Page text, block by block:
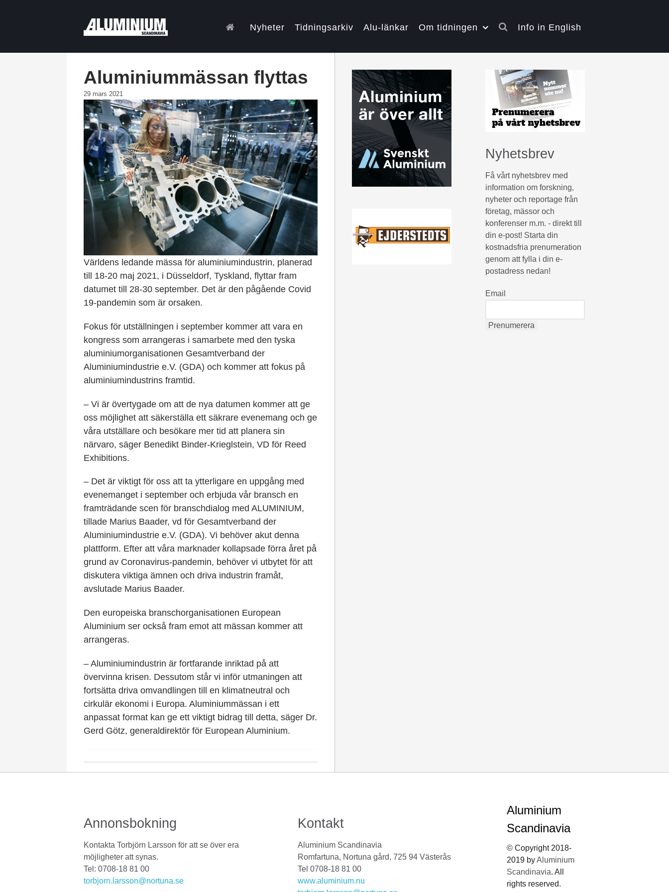
Nyheter Tidningsarkiv Alu-länkar Om tidningen Info in English
Aluminiummässan flyttas
29 mars 2021
Världens ledande mässa för aluminiumindustrin, planerad
till 18-20 maj 2021, i Düsseldorf, Tyskland, flyttar fram
datumet till 28-30 september. Det är den pågående Covid
19-pandemin som är orsaken.
Fokus för utställningen i september kommer att vara en
kongress som arrangeras i samarbete med den tyska
aluminiumorganisationen Gesamtverband der
Aluminiumindustrie e.V. (GDA) och kommer att fokus på
aluminiumindustrins framtid.
– Vi är övertygade om att de nya datumen kommer att ge
oss möjlighet att säkerställa ett säkrare evenemang och ge
våra utställare och besökare mer tid att planera sin
närvaro, säger Benedikt Binder-Krieglstein, VD för Reed
Exhibitions.
– Det är viktigt för oss att ta ytterligare en uppgång med
evenemanget i september och erbjuda vår bransch en
framträdande scen för branschdialog med ALUMINIUM,
tillade Marius Baader, vd för Gesamtverband der
Aluminiumindustrie e.V. (GDA). Vi behöver akut denna
plattform. Efter att våra marknader kollapsade förra året på
grund av Coronavirus-pandemin, behöver vi utbytet för att
diskutera viktiga ämnen och driva industrin framåt,
avslutade Marius Baader.
Den europeiska branschorganisationen European
Aluminium ser också fram emot att mässan kommer att
arrangeras.
– Aluminiumindustrin är fortfarande inriktad på att
övervinna krisen. Dessutom står vi inför utmaningen att
fortsätta driva omvandlingen till en klimatneutral och
cirkulär ekonomi i Europa. Aluminiummässan i ett
anpassat format kan ge ett viktigt bidrag till detta, säger Dr.
Gerd Götz, generaldirektör för European Aluminium.
Nyhetsbrev
Få vårt nyhetsbrev med
information om forskning,
nyheter och reportage från
företag, mässor och
konferenser m.m. - direkt till
din e-post! Starta din
kostnadsfria prenumeration
genom att fylla i din e-
postadress nedan!
Email
Annonsbokning
Kontakta Torbjörn Larsson för att se över era
möjligheter att synas.
Tel: 0708-18 81 00
torbjorn.larsson@nortuna.se
Kontakt
Aluminium Scandinavia
Romfartuna, Nortuna gård, 725 94 Västerås
Tel 0708-18 81 00
www.aluminium.nu
Aluminium
Scandinavia
© Copyright 2018-
2019 byAluminium
Scandinavia. All
rights reserved.